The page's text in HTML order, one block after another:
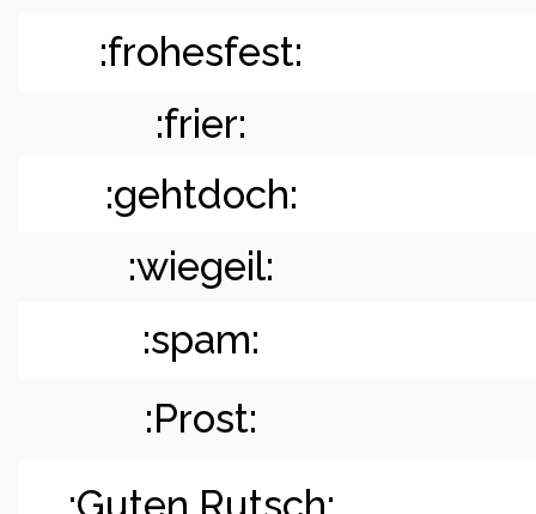
:frohesfest:
:frier:
:gehtdoch:
:wiegeil:
:spam:
:Prost: